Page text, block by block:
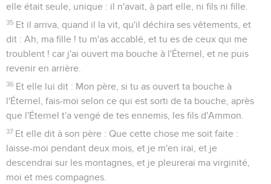
elle était seule, unique : il n'avait, à part elle, ni fils ni fille.
35 Et il arriva, quand il la vit, qu'il déchira ses vêtements, et
dit : Ah, ma fille ! tu m'as accablé, et tu es de ceux qui me
troublent ! car j'ai ouvert ma bouche à l'Éternel, et ne puis
revenir en arrière.
36 Et elle lui dit : Mon père, si tu as ouvert ta bouche à
l'Éternel, fais-moi selon ce qui est sorti de ta bouche, après
que l'Éternel t'a vengé de tes ennemis, les fils d'Ammon.
37 Et elle dit à son père : Que cette chose me soit faite :
laisse-moi pendant deux mois, et je m'en irai, et je
descendrai sur les montagnes, et je pleurerai ma virginité,
moi et mes compagnes.